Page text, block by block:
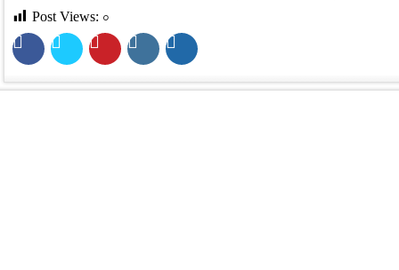
Post Views: ০